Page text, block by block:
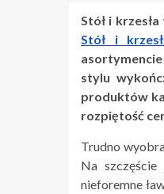
Stół i
Stół i
stylu
produktów
rozpiętość
Trudno
Na szczęście
nieforemne